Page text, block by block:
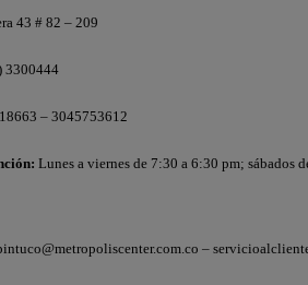
43 # 82 – 209
3300444
– 3045753612
Lunes a viernes de 7:30 a 6:30 pm; sábados
–